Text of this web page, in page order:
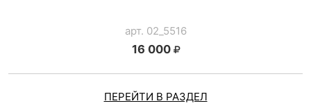
арт. 02_5516
16 000
ПЕРЕЙТИ В РАЗДЕЛ